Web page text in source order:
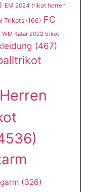
EM 2024 trikot herren
Trikots (166) FC
WM Katar 2022 trikot
(467)
(326)